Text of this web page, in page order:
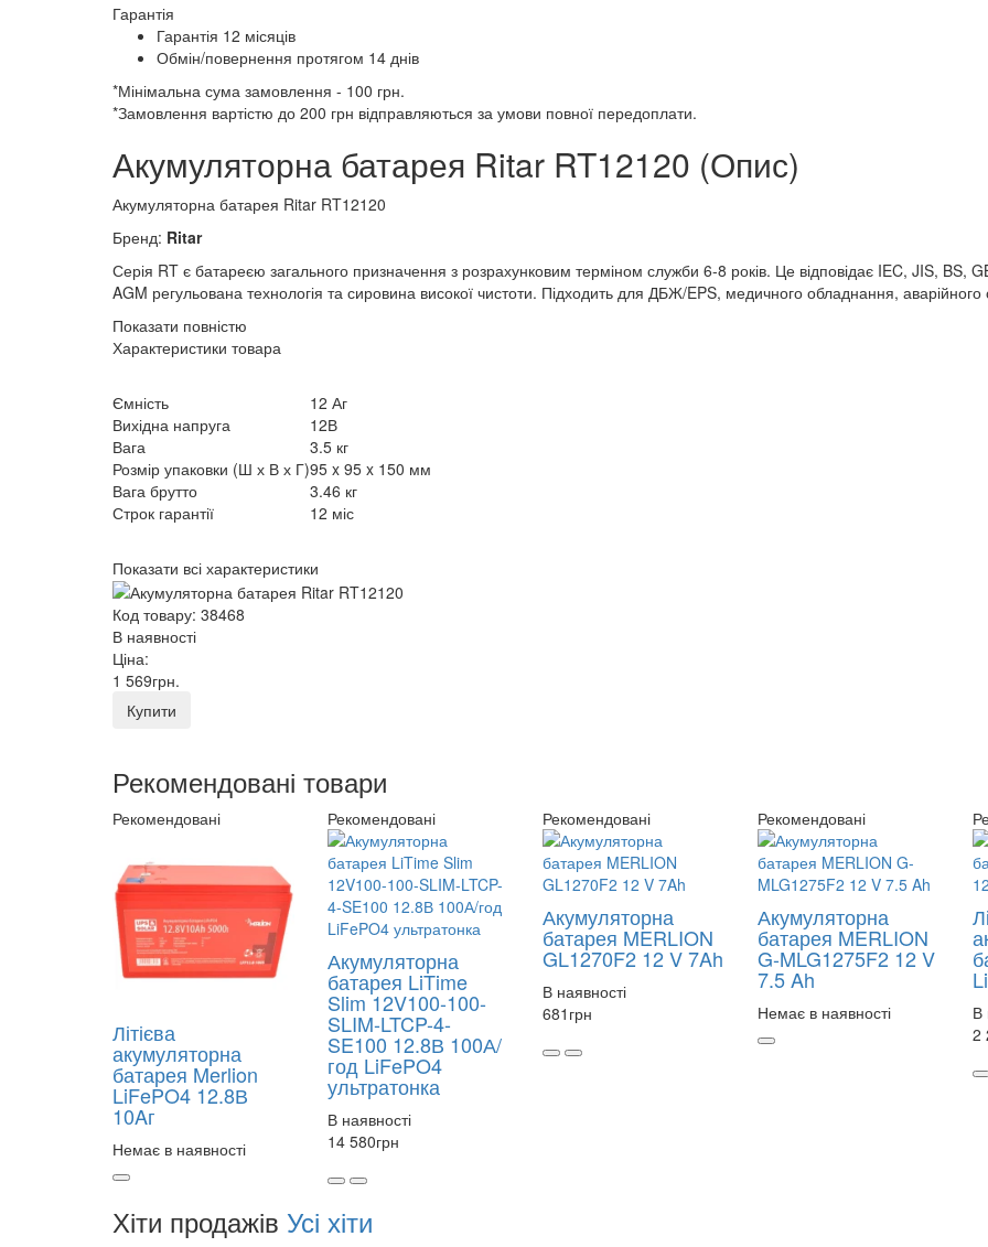
Гарантія
Гарантія 12 місяців
Обмін/повернення протягом 14 днів
*Мінімальна сума замовлення - 100 грн.
*Замовлення вартістю до 200 грн відправляються за умови повної передоплати.
Акумуляторна батарея Ritar RT12120 (Опис)
Акумуляторна батарея Ritar RT12120
Бренд: Ritar
Серія RT є батареєю загального призначення з розрахунковим терміном служби 6-8 років. Це відповідає IEC, JIS,
AGM регульована технологія та сировина високої чистоти. Підходить для ДБЖ/EPS, медичного обладнання, аварійного
Показати повністю
Характеристики товара
Ємність
12 Аг
Вихідна напруга
12В
Вага
3.5 кг
Розмір упаковки (Ш х В х Г)95 x 95 x 150 мм
Вага брутто
3.46 кг
Строк гарантії
12 міс
Показати всі характеристики
Код товару: 38468
В наявності
Ціна:
1 569грн.
Купити
Рекомендовані товари
Рекомендовані
Літієва
акумуляторна
батарея Merlion
LiFePO4 12.8В
10Aг
Немає в наявності
Рекомендовані
Акумуляторна
батарея LiTime
Slim 12V100-100-
SLIM-LTCP-4-
SE100 12.8В 100А/
год LiFePO4
ультратонка
В наявності
14 580грн
Рекомендовані
Акумуляторна
батарея MERLION
GL1270F2 12 V 7Ah
В наявності
681 грн
Рекомендовані
Акумуляторна
батарея MERLION
G-MLG1275F2 12 V
7.5 Ah
Немає в наявності
В
2
Хіти продажів Усі хіти